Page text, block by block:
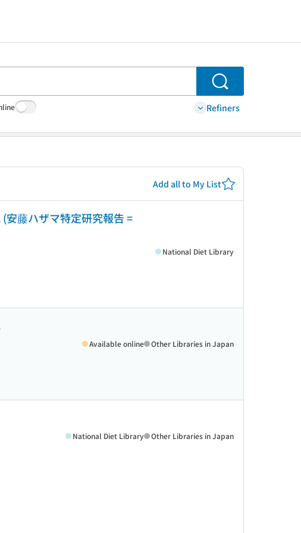
Search
Refiners
Add all to My List
安藤ハザマ特定研究報告 =
National Diet Library
Available online Other Libraries in Japan
National Diet Library Other Libraries in Japan